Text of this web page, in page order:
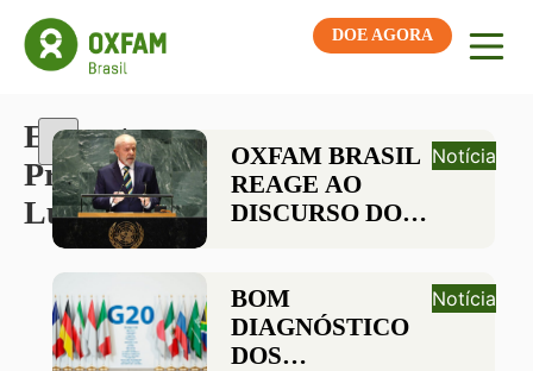
DOE AGORA
Etiqueta:
Presidente
Lula
OXFAM BRASIL
REAGE AO
DISCURSO DO
ASSEMBLEIA
GERAL DA ONU
Notícia
BOM
DIAGNÓSTICO
DOS
Notícia